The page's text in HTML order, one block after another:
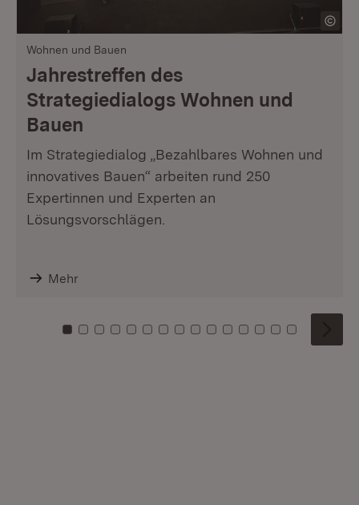
Wohnen und Bauen
Jahrestreffen des
Strategiedialogs Wohnen und
Bauen
Im Strategiedialog „Bezahlbares Wohnen und
innovatives Bauen“ arbeiten rund 250
Expertinnen und Experten an
Lösungsvorschlägen.
Mehr
Zu Kachel: 0
Zu Kachel: 1
Zu Kachel: 2
Zu Kachel: 3
Zu Kachel: 4
Zu Kachel: 5
Zu Kachel: 6
Zu Kachel: 7
Zu Kachel: 8
Zu Kachel: 9
Zu Kachel: 10
Zu Kachel: 11
Zu Kachel: 12
Zu Kachel:
Zu